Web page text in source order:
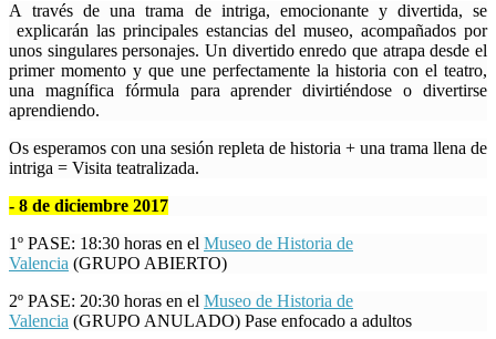
Através de una trama de intriga, emocionante y divertida, se
explicarán las principales estancias del museo, acompañados por
unos singulares personajes. Un divertido enredo que atrapa desde el
primer momento y que une perfectamente la historia con el teatro,
una magnífica fórmula para aprender divirtiéndose o divertirse
aprendiendo.
Os esperamos con una sesión repleta de historia + una trama llena de
intriga = Visita teatralizada.
- 8 de diciembre 2017
1º PASE: 18:30 horas en el Museo de Historia de
Valencia (GRUPO ABIERTO)
2º PASE: 20:30 horas en el Museo de Historia de
Valencia (GRUPO ANULADO) Pase enfocado a adultos